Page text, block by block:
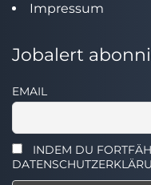
Impressum
Jobalert
EMAIL
INDEM DU